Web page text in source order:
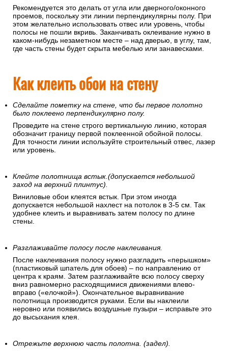
Рекомендуется это делать от угла или дверного/оконного
проемов, поскольку эти линии перпендикулярны полу. При
этом желательно использовать отвес или уровень, чтобы
полосы не пошли вкривь. Заканчивать оклеивание нужно в
каком-нибудь незаметном месте – над дверью, в углу, там,
где часть стены будет скрыта мебелью или занавесками.
Как клеить обои на стену
Сделайте пометку на стене, что бы первое полотно
было поклеено перпендикулярно полу.
Проведите на стене строго вертикальную линию, которая
обозначит границу первой поклеенной обойной полосы.
Для точности линии используйте строительный отвес, лазер
или уровень.
Клейте полотнища встык.(допускается небольшой
заход на верхний плинтус).
Виниловые обои клеятся встык. При этом иногда
допускается небольшой нахлест на потолок в 3-5 см. Так
удобнее клеить и выравнивать затем полосу по длине
стены.
Разглаживайте полосу после наклеивания.
После наклеивания полосу нужно разгладить «перышком»
(пластиковый шпатель для обоев) – по направлению от
центра к краям. Затем разглаживайте всю полосу сверху
вниз равномерно расходящимися движениями влево-
вправо («елочкой»). Окончательное выравнивание
полотнища производится руками. Если вы наклеили
неровно или появились воздушные пузыри – исправьте это
до высыхания клея.
Отрежьте верхнюю часть полотна. (задел).